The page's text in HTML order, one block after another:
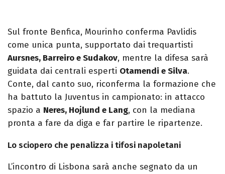
Sul fronte Benfica, Mourinho conferma Pavlidis
come unica punta, supportato dai trequartisti
Aursnes, Barreiro e Sudakov, mentre la difesa sarà
guidata dai centrali esperti Otamendi e Silva.
Conte, dal canto suo, riconferma la formazione che
ha battuto la Juventus in campionato: in attacco
spazio a Neres, Hojlund e Lang, con la mediana
pronta a fare da diga e far partire le ripartenze.
Lo sciopero che penalizza i tifosi napoletani
L’incontro di Lisbona sarà anche segnato da un